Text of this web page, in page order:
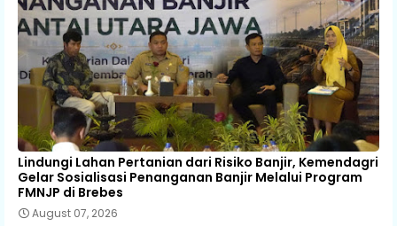
Lindungi Lahan Pertanian dari Risiko Banjir, Kemendagri
Gelar Sosialisasi Penanganan Banjir Melalui Program
FMNJP di Brebes
August 07, 2026